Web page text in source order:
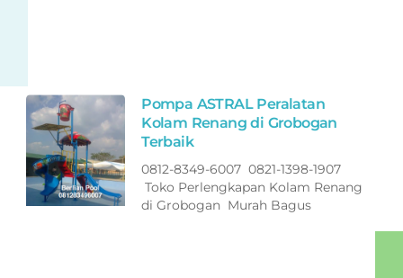
Pompa ASTRAL Peralatan
Kolam Renang di Grobogan
Terbaik
0812-8349-6007 0821-1398-1907
Toko Perlengkapan Kolam Renang
di Grobogan Murah Bagus